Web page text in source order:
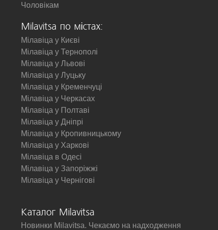
Чоловікам
Milavitsa по містах:
Мілавіца у Києві
Мілавіца у Тернополі
Мілавіца у Львові
Мілавіца у Луцьку
Мілавіца у Кременчуці
Мілавіца у Черкасах
Мілавіца у Полтаві
Мілавіца у Дніпрі
Мілавіца у Кропивницькому
Мілавіца у Харкові
Мілавіца в Одесі
Мілавіца у Запоріжжі
Мілавіца у Чернігові
Каталог Milavitsa
Новинки Milavitsa. Чекаємо на надходження